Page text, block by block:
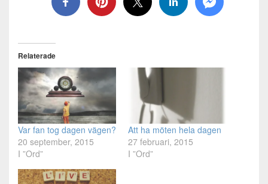
Relaterade
Var fan tog dagen vägen?
20 september, 2015
I ”Ord”
Att ha möten hela dagen
27 februari, 2015
I ”Ord”